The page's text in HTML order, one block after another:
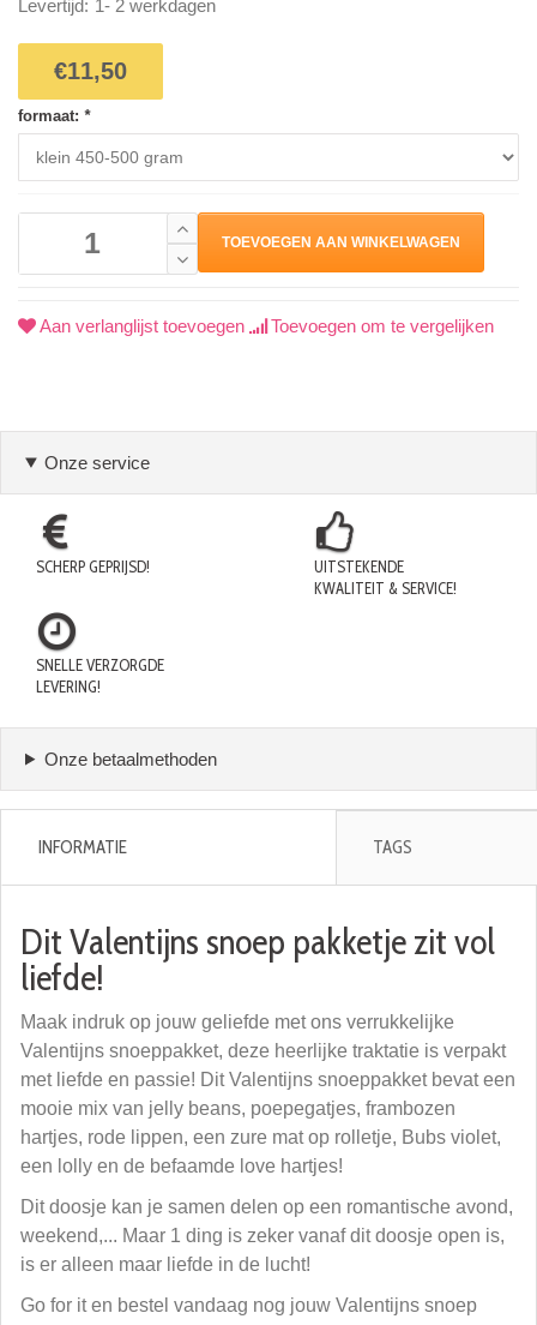
Levertijd: 1- 2 werkdagen
€11,50
formaat: *
TOEVOEGEN AAN WINKELWAGEN
Aan verlanglijst toevoegen Toevoegen om te vergelijken
Onze service
SCHERP GEPRIJSD!
UITSTEKENDE
KWALITEIT & SERVICE!
SNELLE VERZORGDE
LEVERING!
Onze betaalmethoden
INFORMATIE TAGS
Dit Valentijns snoep pakketje zit vol
liefde!
Maak indruk op jouw geliefde met ons verrukkelijke
Valentijns snoeppakket, deze heerlijke traktatie is verpakt
met liefde en passie! Dit Valentijns snoeppakket bevat een
mooie mix van jelly beans, poepegatjes, frambozen
hartjes, rode lippen, een zure mat op rolletje, Bubs violet,
een lolly en de befaamde love hartjes!
Dit doosje kan je samen delen op een romantische avond,
weekend,... Maar 1 ding is zeker vanaf dit doosje open is,
is er alleen maar liefde in de lucht!
Go for it en bestel vandaag nog jouw Valentijns snoep